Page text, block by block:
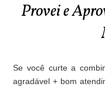
Provei e
Se você curte a
agradável + bom